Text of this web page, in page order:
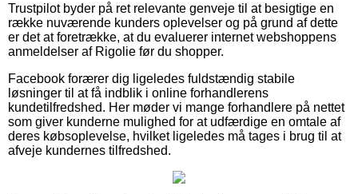
Trustpilot byder på ret relevante genveje til at besigtige en
række nuværende kunders oplevelser og på grund af dette
er det at foretrække, at du evaluerer internet webshoppens
anmeldelser af Rigolie før du shopper.
Facebook forærer dig ligeledes fuldstændig stabile
løsninger til at få indblik i online forhandlerens
kundetilfredshed. Her møder vi mange forhandlere på nettet
som giver kunderne mulighed for at udfærdige en omtale af
deres købsoplevelse, hvilket ligeledes må tages i brug til at
afveje kundernes tilfredshed.